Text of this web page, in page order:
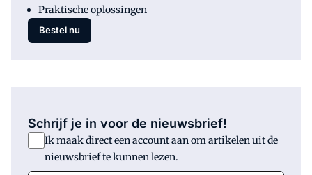
Praktische oplossingen
Bestel nu
Schrijf je in voor de nieuwsbrief!
Ik maak direct een account aan om artikelen uit de
nieuwsbrief te kunnen lezen.